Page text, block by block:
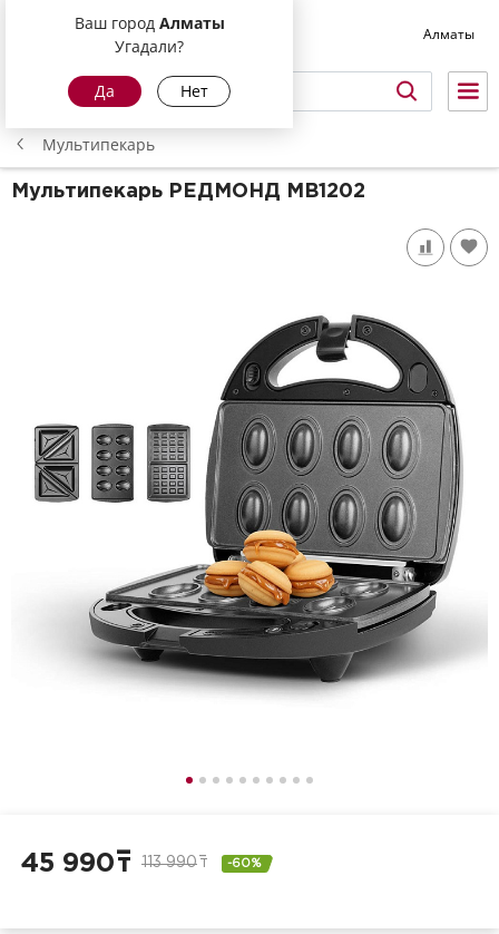
Ваш город Алматы
Угадали?
Да Нет
Алматы
Мультипекарь
Мультипекарь РЕДМОНД MB1202
45 990т 113 990 т -60%